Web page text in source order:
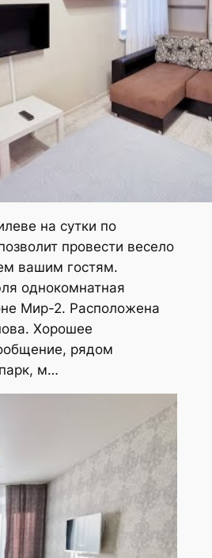
на сутки по
провести весело
вашим гостям.
однокомнатная
Мир-2. Расположена
Хорошее
рядом
м…